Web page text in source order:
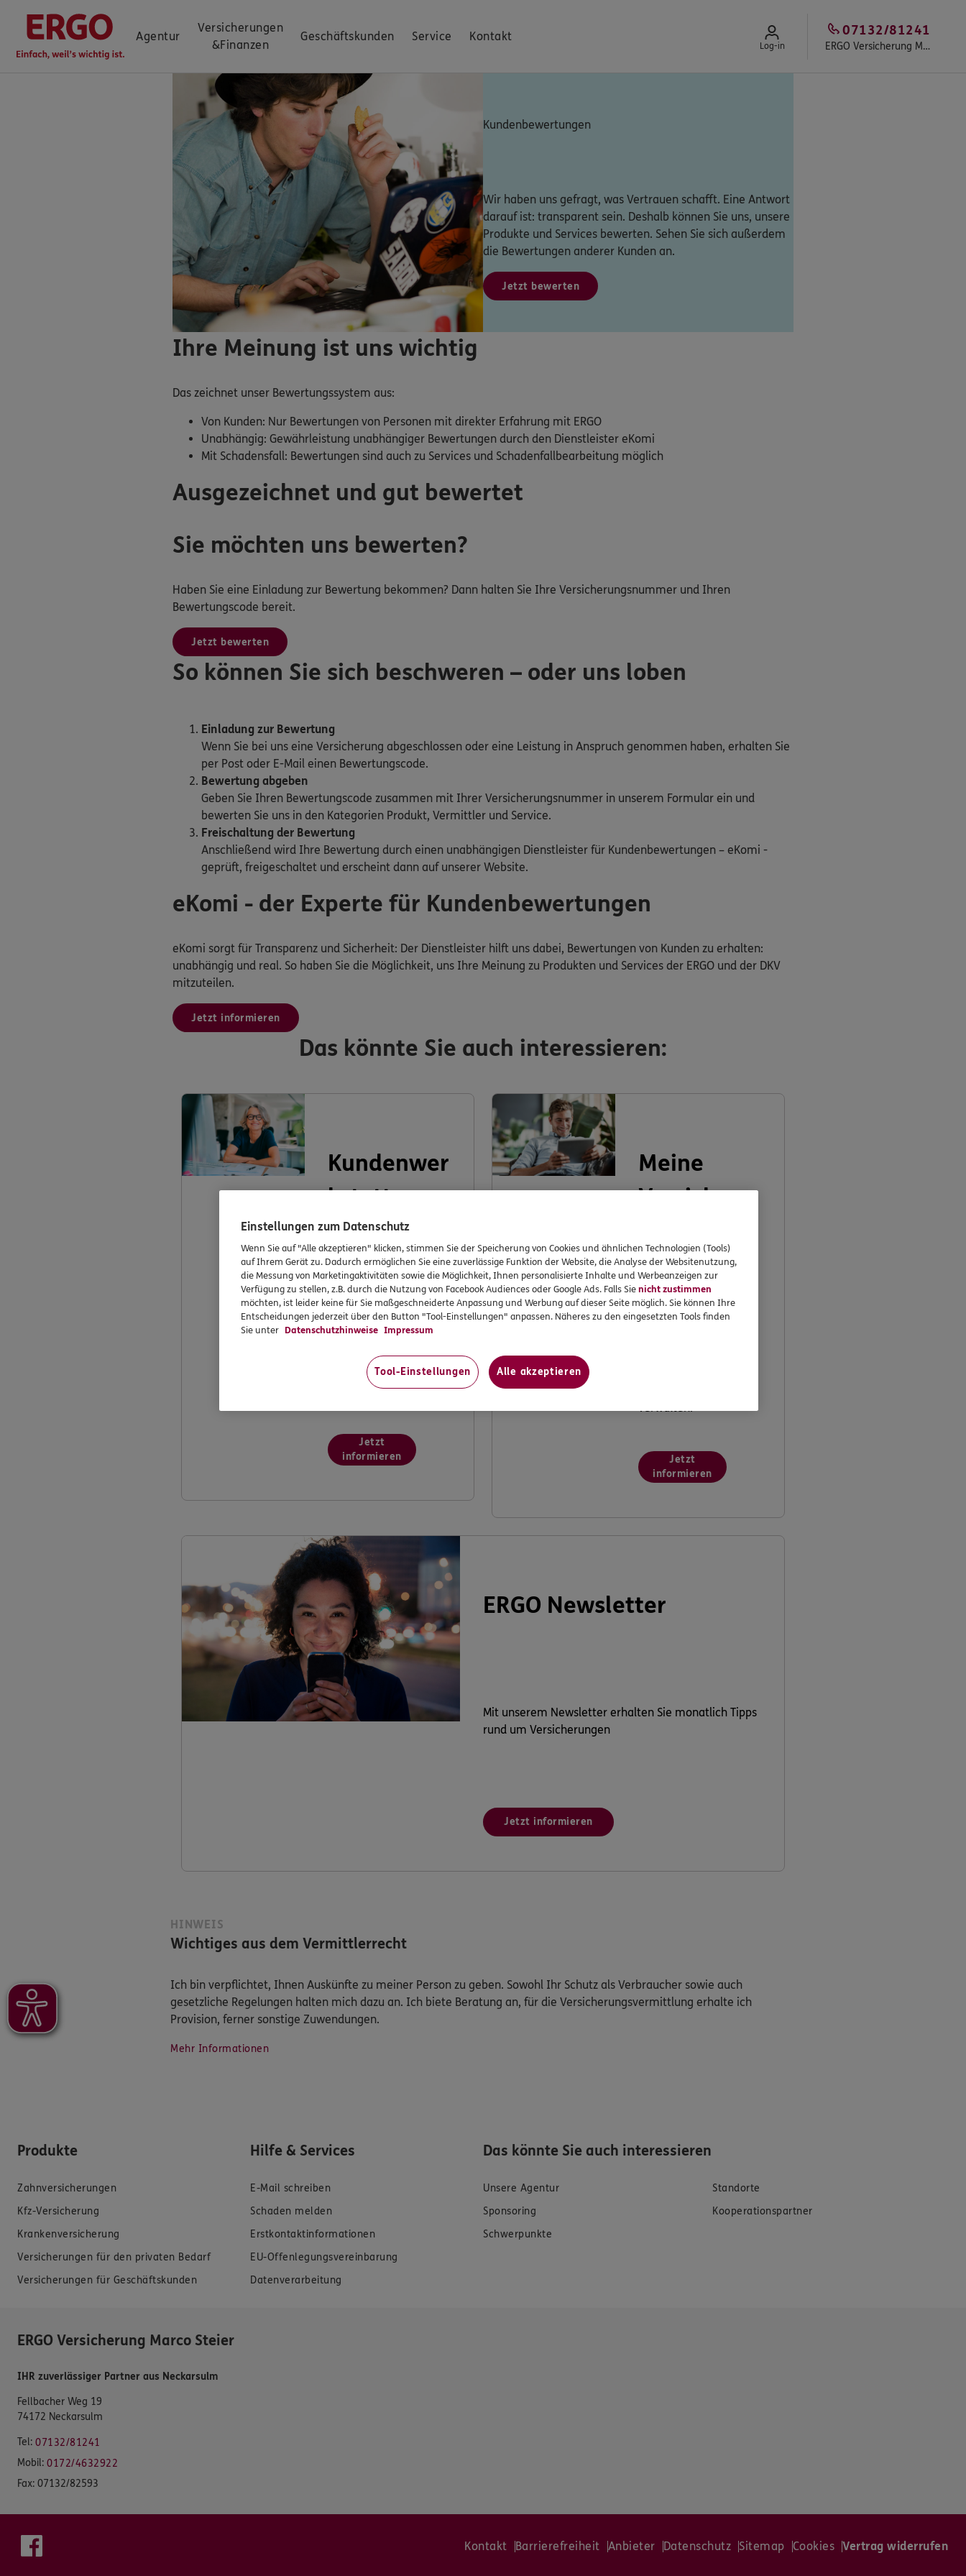
Agentur
Versicherungen
&Finanzen
Geschäftskunden Service Kontakt
Log-in ERGO Versicherung Marco Steier
07132/81241
Kundenbewertungen
Wir haben uns gefragt, was Vertrauen schafft. Eine Antwort
darauf ist: transparent sein. Deshalb können Sie uns, unsere
Produkte und Services bewerten. Sehen Sie sich außerdem
die Bewertungen anderer Kunden an.
Jetzt bewerten
Ihre Meinung ist uns wichtig
Das zeichnet unser Bewertungssystem aus:
Von Kunden: Nur Bewertungen von Personen mit direkter Erfahrung mit ERGO
Unabhängig: Gewährleistung unabhängiger Bewertungen durch den Dienstleister eKomi
Mit Schadensfall: Bewertungen sind auch zu Services und Schadenfallbearbeitung möglich
Ausgezeichnet und gut bewertet
Sie möchten uns bewerten?
Haben Sie eine Einladung zur Bewertung bekommen? Dann halten Sie Ihre Versicherungsnummer und Ihren
Bewertungscode bereit.
Jetzt bewerten
So können Sie sich beschweren – oder uns loben
Einladung zur Bewertung
Wenn Sie bei uns eine Versicherung abgeschlossen oder eine Leistung in Anspruch genommen haben, erhalten Sie
per Post oder E-Mail einen Bewertungscode.
Bewertung abgeben
Geben Sie Ihren Bewertungscode zusammen mit Ihrer Versicherungsnummer in unserem Formular ein und
bewerten Sie uns in den Kategorien Produkt, Vermittler und Service.
Freischaltung der Bewertung
Anschließend wird Ihre Bewertung durch einen unabhängigen Dienstleister für Kundenbewertungen – eKomi -
geprüft, freigeschaltet und erscheint dann auf unserer Website.
eKomi - der Experte für Kundenbewertungen
eKomi sorgt für Transparenz und Sicherheit: Der Dienstleister hilft uns dabei, Bewertungen von Kunden zu erhalten:
unabhängig und real. So haben Sie die Möglichkeit, uns Ihre Meinung zu Produkten und Services der ERGO und der DKV
mitzuteilen.
Jetzt informieren
Das könnte Sie auch interessieren:
Kundenwer
kstatt
Möchten Sie dabei
mithelfen, ERGO weiter
zu verbessern? Machen
Sie mit bei unserer
Kundenwerkstatt.
Jetzt
informieren
Meine
Versicheru
In Ihrem persönlichen
Kundenportal „Meine
verwalten.
Jetzt
informieren
ERGO Newsletter
Mit unserem Newsletter erhalten Sie monatlich Tipps
rund um Versicherungen
Jetzt informieren
HINWEIS
Wichtiges aus dem Vermittlerrecht
Ich bin verpflichtet, Ihnen Auskünfte zu meiner Person zu geben. Sowohl Ihr Schutz als Verbraucher sowie auch
gesetzliche Regelungen halten mich dazu an. Ich biete Beratung an, für die Versicherungsvermittlung erhalte ich
Provision, ferner sonstige Zuwendungen.
Mehr Informationen
Produkte
Zahnversicherungen
Kfz-Versicherung
Krankenversicherung
Versicherungen für den privaten Bedarf
Versicherungen für Geschäftskunden
Hilfe & Services
E-Mail schreiben
Schaden melden
Erstkontaktinformationen
EU-Offenlegungsvereinbarung
Datenverarbeitung
Das könnte Sie auch interessieren
Unsere Agentur
Standorte
Sponsoring
Kooperationspartner
Schwerpunkte
ERGO Versicherung Marco Steier
IHR zuverlässiger Partner aus Neckarsulm
Fellbacher Weg 19
74172 Neckarsulm
Tel: 07132/81241
Mobil: 0172/4632922
Fax: 07132/82593
Kontakt Barrierefreiheit Anbieter Datenschutz Sitemap Cookies Vertrag widerrufen
Einstellungen zum Datenschutz
Wenn Sie auf "Alle akzeptieren" klicken, stimmen Sie der Speicherung von Cookies und ähnlichen Technologien (Tools)
auf Ihrem Gerät zu. Dadurch ermöglichen Sie eine zuverlässige Funktion der Website, die Analyse der Websitenutzung,
die Messung von Marketingaktivitäten sowie die Möglichkeit, Ihnen personalisierte Inhalte und Werbeanzeigen zur
Verfügung zu stellen, z.B. durch die Nutzung von Facebook Audiences oder Google Ads. Falls Sienicht zustimmen
möchten, ist leider keine für Sie maßgeschneiderte Anpassung und Werbung auf dieser Seite möglich. Sie können Ihre
Entscheidungen jederzeit über den Button "Tool-Einstellungen" anpassen. Näheres zu den eingesetzten Tools finden
Sie unter Datenschutzhinweise Impressum
Tool-Einstellungen Alle akzeptieren